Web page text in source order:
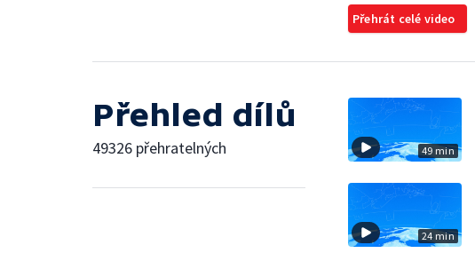
Přehrát celé video
Přehled dílů
49326 přehratelných 49 min
24 min